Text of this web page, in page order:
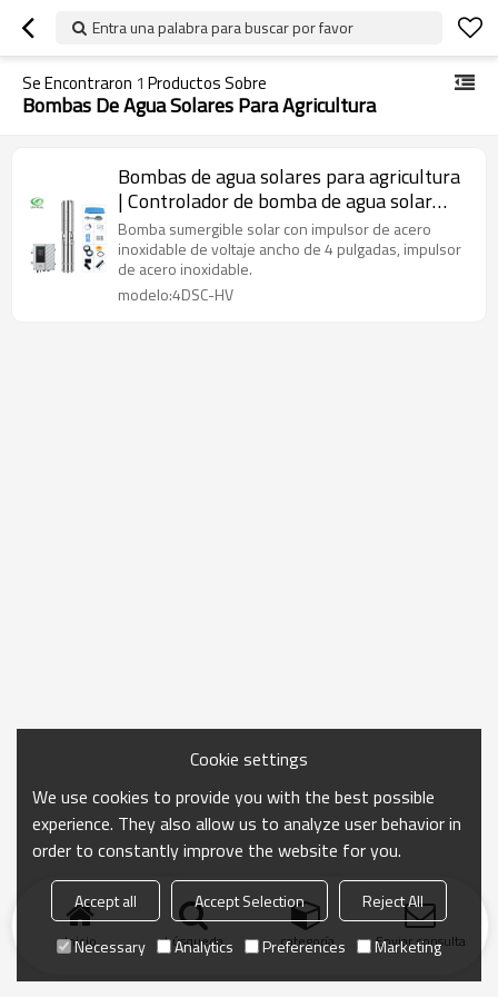
Entra una palabra para buscar por favor
Se Encontraron 1 Productos Sobre
Bombas De Agua Solares Para Agricultura
Bombas de agua solares para agricultura
| Controlador de bomba de agua solar
MPPT | Bombas de pozo de agua solares
de 4 pulgadas | Fabricante de bombas de
CC
Bomba sumergible solar con impulsor de acero
inoxidable de voltaje ancho de 4 pulgadas, impulsor
de acero inoxidable.
modelo:4DSC-HV
Inicio búsqueda categoría Enviar consulta
Cookie settings
We use cookies to provide you with the best possible
experience. They also allow us to analyze user behavior in
order to constantly improve the website for you.
Accept all Accept Selection
Reject All
Necessary
Analytics Preferences Marketing